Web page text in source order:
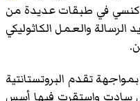
في طبقات عديدة من
والعمل الكاثوليكي
(1545-1563) بمواجهة تقدم البروتستانتية
سادت واستقرت فيها أسس